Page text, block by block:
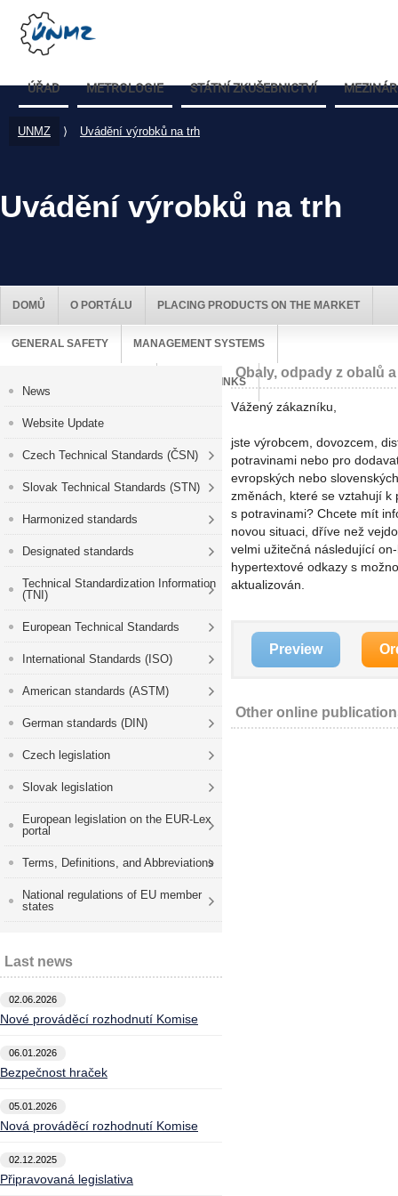
ÚŘAD METROLOGIE STÁTNÍ ZKUŠEBNICTVÍ
UNMZ ⟩ Uvádění výrobků na trh
Uvádění výrobků na trh
DOMŮ O PORTÁLU PLACING PRODUCTS ON THE MARKET
GENERAL SAFETY MANAGEMENT SYSTEMS
USEFUL LINKS
News
Website Update
Czech Technical Standards (ČSN)
Slovak Technical Standards (STN)
Harmonized standards
Designated standards
Technical Standardization Information
(TNI)
European Technical Standards
International Standards (ISO)
American standards (ASTM)
German standards (DIN)
Czech legislation
Slovak legislation
European legislation on the EUR-Lex
portal
Terms, Definitions, and Abbreviations
National regulations of EU member
states
Last news
02.06.2026
Nové prováděcí rozhodnutí Komise
06.01.2026
Bezpečnost hraček
05.01.2026
Nová prováděcí rozhodnutí Komise
02.12.2025
Připravovaná legislativa
Obaly, odpady z obalů
Vážený zákazníku,
jste výrobcem, dovozcem,
potravinami nebo pro
evropských nebo
změnách, které se vztahují k
s potravinami? Chcete mít
novou situaci, dříve než
velmi užitečná následující
hypertextové odkazy s
aktualizován.
Preview
Other online